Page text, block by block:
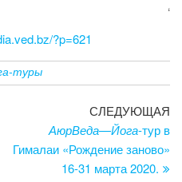
‘
?p=621
туры
СЛЕДУЮЩАЯ
АюрВеда—Йога-тур в
Гималаи «Рождение заново»
16-31 марта 2020.